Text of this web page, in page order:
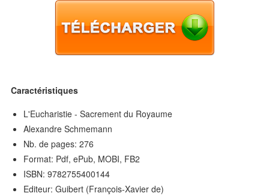
Caractéristiques
L'Eucharistie - Sacrement du Royaume
Alexandre Schmemann
Nb. de pages: 276
Format: Pdf, ePub, MOBI, FB2
ISBN: 9782755400144
Editeur: Guibert (François-Xavier de)